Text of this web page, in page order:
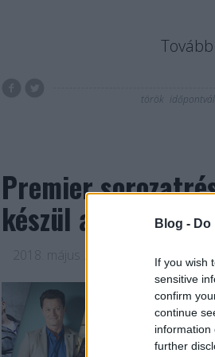
Blog -
If you wish
sensitive
confirm
continue
information
further
török
Premier
készül a nyárra az
2018. május 29. Jasinka Ádám
Június 8-án,
következő héten
legnépszerűbb
Válótársak, és új